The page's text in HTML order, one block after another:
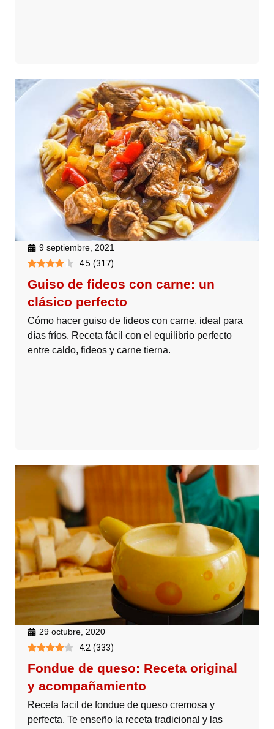
9 septiembre, 2021
4.5 (317)
Guiso de fideos con carne: un
clásico perfecto
Cómo hacer guiso de fideos con carne, ideal para
días fríos. Receta fácil con el equilibrio perfecto
entre caldo, fideos y carne tierna.
29 octubre, 2020
4.2 (333)
Fondue de queso: Receta original
y acompañamiento
Receta facil de fondue de queso cremosa y
perfecta. Te enseño la receta tradicional y las